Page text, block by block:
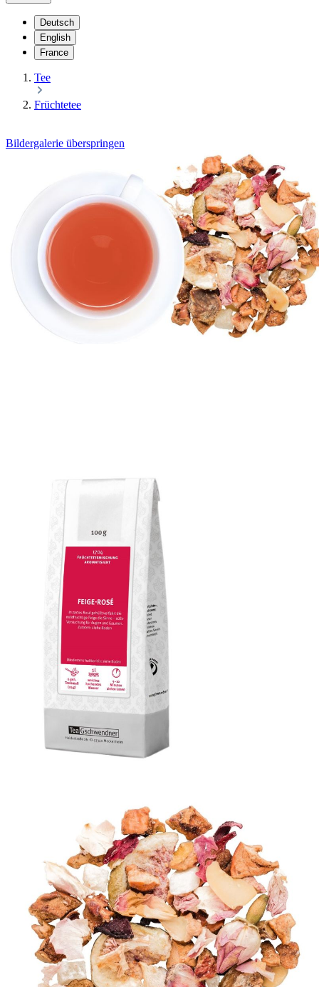
Deutsch
English
France
Tee
Früchtetee
Bildergalerie überspringen